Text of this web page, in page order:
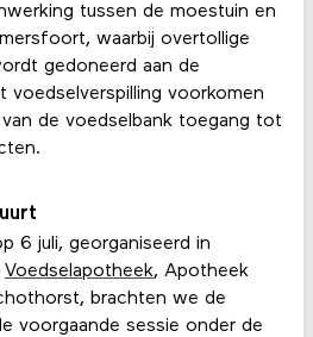
tussen de moestuin en
waarbij overtollige
gedoneerd aan de
voedselverspilling voorkomen
de voedselbank toegang tot
6 juli, georganiseerd in
Voedselapotheek, Apotheek
brachten we de
voorgaande sessie onder de